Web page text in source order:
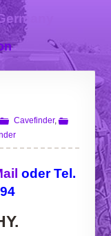
Cavefinder,
oder Tel.